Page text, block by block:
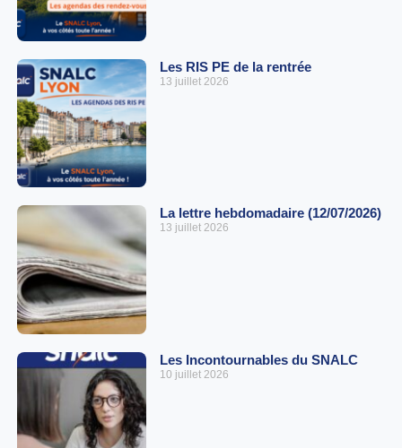
Les RIS PE de la rentrée
13 juillet 2026
La lettre hebdomadaire (12/07/2026)
13 juillet 2026
Les Incontournables du SNALC
10 juillet 2026